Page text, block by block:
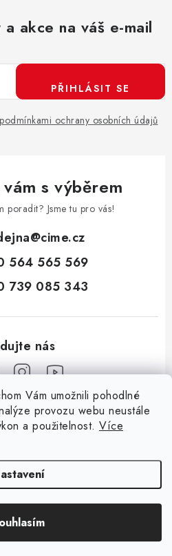
Vám umožnili pohodlné
provozu webu neustále
a použitelnost. Více
akce na váš e-mail
podmínkami ochrany osobních údajů
PŘIHLÁSIT SE
s výběrem
poradit? Jsme tu pro vás!
@cime.cz
564 565 569
739 085 343
Walker
Komunální technika
. Všechna práva vyhrazena.